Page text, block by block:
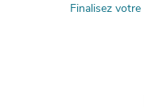
Finalisez